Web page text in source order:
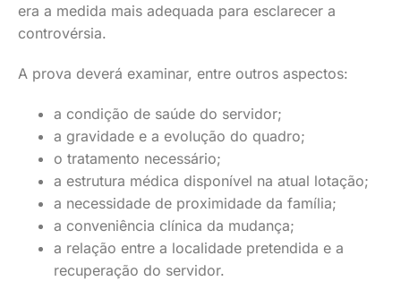
era a medida mais adequada para esclarecer a
controvérsia.
A prova deverá examinar, entre outros aspectos:
a condição de saúde do servidor;
a gravidade e a evolução do quadro;
o tratamento necessário;
a estrutura médica disponível na atual lotação;
a necessidade de proximidade da família;
a conveniência clínica da mudança;
a relação entre a localidade pretendida e a
recuperação do servidor.